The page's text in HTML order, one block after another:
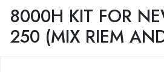
8000H KIT FOR
250 (MIX RIEM